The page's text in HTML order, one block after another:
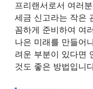
프리랜서로서 여러
세금 신고라는 작은
꼼하게 준비하여 여
나은 미래를 만들어
려운 부분이 있다면
것도 좋은 방법입니